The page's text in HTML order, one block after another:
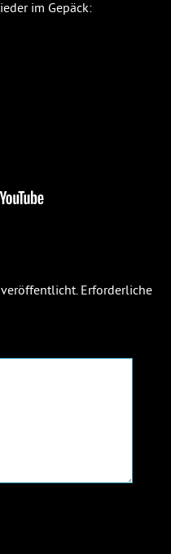
im Gepäck:
Erforderliche